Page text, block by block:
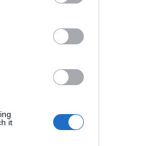
it
quasi
infatti
in
.
Presidente:
ALBO D'ORO
League Cup:
Nuovo innesto per il
Raghouber! Dettagli